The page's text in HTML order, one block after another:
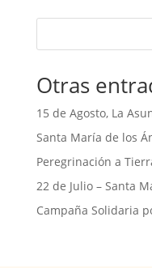
Otras
15 de Agosto, La
Santa María de los
Peregrinación a
22 de Julio – Santa
Campaña Solidaria